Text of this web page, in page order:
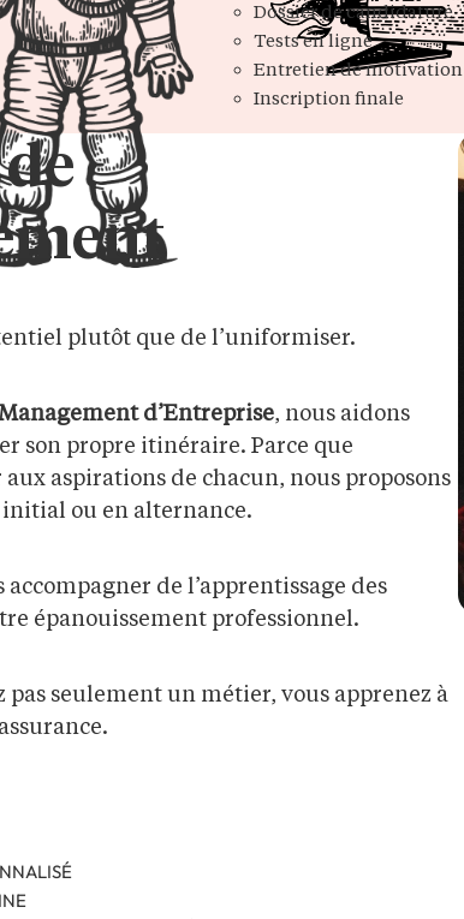
Dossier de candidature
Tests en ligne
Entretien de motivation
Inscription finale
plutôt que de l’uniformiser.
d’Entreprise, nous aidons
son propre itinéraire. Parce que
aux aspirations de chacun, nous proposons
initial ou en alternance.
de l’apprentissage des
épanouissement professionnel.
pas seulement un métier, vous apprenez à